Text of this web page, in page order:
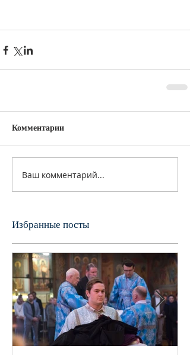
Комментарии
Ваш комментарий...
Избранные посты